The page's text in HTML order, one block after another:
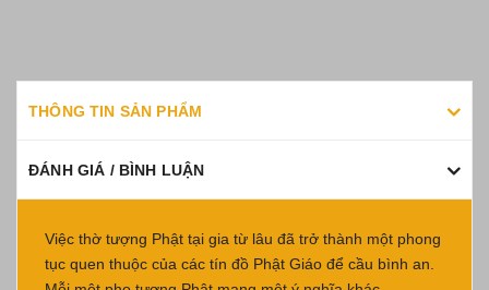
THÔNG TIN SẢN PHẨM
ĐÁNH GIÁ / BÌNH LUẬN
Việc thờ tượng Phật tại gia từ lâu đã trở thành một phong
tục quen thuộc của các tín đồ Phật Giáo để cầu bình an.